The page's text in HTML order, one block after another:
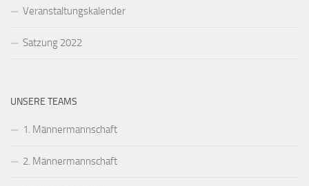
Veranstaltungskalender
Satzung 2022
UNSERE TEAMS
1. Männermannschaft
2. Männermannschaft